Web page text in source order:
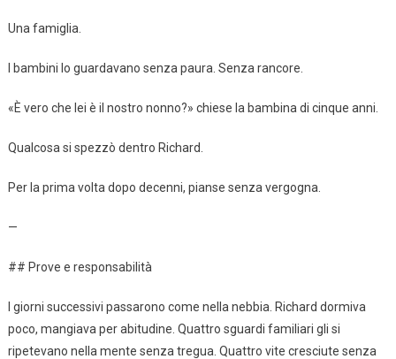
Una famiglia.
I bambini lo guardavano senza paura. Senza rancore.
«È vero che lei è il nostro nonno?» chiese la bambina di cinque anni.
Qualcosa si spezzò dentro Richard.
Per la prima volta dopo decenni, pianse senza vergogna.
—
## Prove e responsabilità
I giorni successivi passarono come nella nebbia. Richard dormiva
poco, mangiava per abitudine. Quattro sguardi familiari gli si
ripetevano nella mente senza tregua. Quattro vite cresciute senza